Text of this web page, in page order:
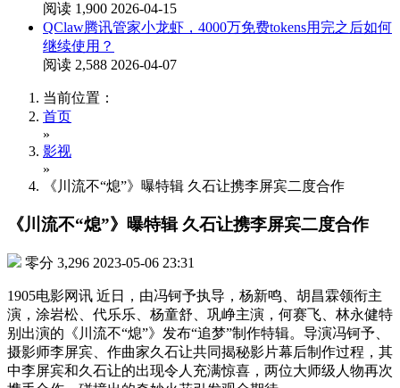
阅读 1,900 2026-04-15
QClaw腾讯管家小龙虾，4000万免费tokens用完之后如何
继续使用？
阅读 2,588 2026-04-07
当前位置：
首页
»
影视
»
《川流不“熄”》曝特辑 久石让携李屏宾二度合作
《川流不“熄”》曝特辑 久石让携李屏宾二度合作
零分 3,296 2023-05-06 23:31
1905电影网讯 近日，由冯钶予执导，杨新鸣、胡昌霖领衔主
演，涂岩松、代乐乐、杨童舒、巩峥主演，何赛飞、林永健特
别出演的《川流不“熄”》发布“追梦”制作特辑。导演冯钶予、
摄影师李屏宾、作曲家久石让共同揭秘影片幕后制作过程，其
中李屏宾和久石让的出现令人充满惊喜，两位大师级人物再次